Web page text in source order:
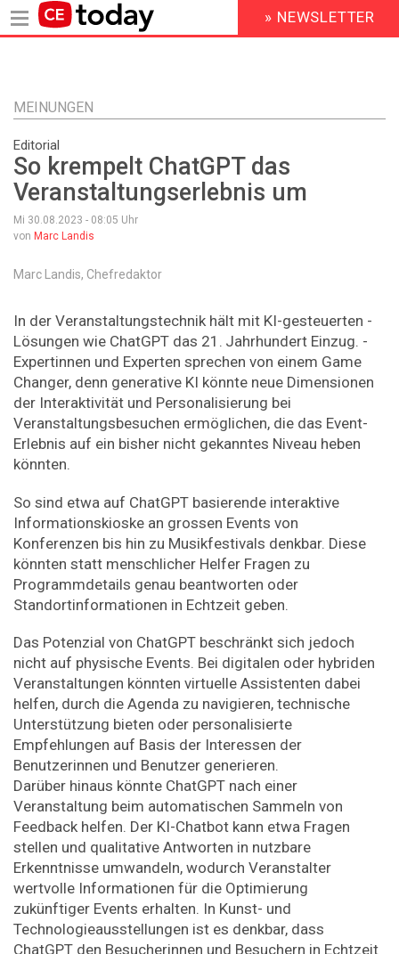
Inhalt
HEADER
MENU
» NEWSLETTER
MEINUNGEN
Editorial
So krempelt ChatGPT das
Veranstaltungserlebnis um
Mi 30.08.2023 - 08:05 Uhr
von Marc Landis
Marc Landis, Chefredaktor
In der Veranstaltungstechnik hält mit KI-gesteuerten ­
Lösungen wie ChatGPT das 21. Jahrhundert Einzug. ­
Expertinnen und Experten sprechen von einem Game
Changer, denn generative KI könnte neue Dimensionen
der Interaktivität und Personalisierung bei
Veranstaltungsbesuchen ermöglichen, die das Event-
Erlebnis auf ein bisher nicht gekanntes Niveau heben
könnten.
So sind etwa auf ChatGPT basierende interaktive
Informationskioske an grossen Events von
Konferenzen bis hin zu Musikfestivals denkbar. Diese
könnten statt menschlicher Helfer Fragen zu
Programmdetails genau beantworten oder
Standortinformationen in Echtzeit geben.
Das Potenzial von ChatGPT beschränkt sich jedoch
nicht auf physische Events. Bei digitalen oder hybriden
Veranstaltungen könnten virtuelle Assistenten dabei
helfen, durch die Agenda zu navigieren, technische
Unterstützung bieten oder personalisierte
Empfehlungen auf Basis der ­Interessen der
Benutzerinnen und Benutzer generieren.
Darüber hinaus könnte ChatGPT nach einer
Veranstaltung beim automatischen Sammeln von
Feedback helfen. Der KI-Chatbot kann etwa Fragen
stellen und qualitative Antworten in nutzbare
Erkenntnisse umwandeln, wodurch Veranstalter
wertvolle Informationen für die Optimierung
zukünftiger Events erhalten. In Kunst- und
Technologieausstellungen ist es denkbar, dass
ChatGPT den Besucherinnen und Besuchern in Echtzeit